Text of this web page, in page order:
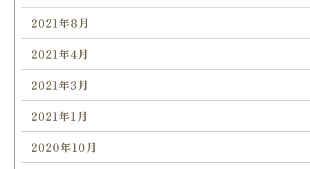
2021年8月
2021年4月
2021年3月
2021年1月
2020年10月